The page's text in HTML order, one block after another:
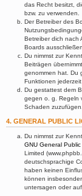
das Recht besitzt,
bzw. zu verwenden.
Der Betreiber des
Betreiber dich nach
Boards
Du nimmst zur
Beiträgen
genommen hat. Du
Funktionen
Du gestattest dem
gegen o. g. Regeln
Schaden zuzufügen.
4. GENERAL PUBLIC
Du nimmst zur
GNU General
Limited
deutschsprachige
haben keinen
können
untersagen oder